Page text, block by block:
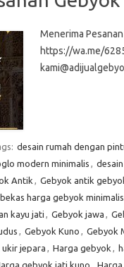
Menerima
https://wa.me/
desain rumah dengan
modern minimalis ,
Antik , Gebyok antik
harga gebyok minimalis
kayu jati , Gebyok jawa ,
, Gebyok Kuno , Gebyok
ukir jepara , Harga gebyok ,
gebyok jati kuno